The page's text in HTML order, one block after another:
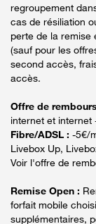
regroupement
cas de résiliation
perte de la remise
(sauf pour les
second accès,
accès.
Offre de
internet et internet
Fibre/ADSL : -5€/
Livebox Up,
Voir l'offre de
Remise Open :
forfait mobile
supplémentaires,